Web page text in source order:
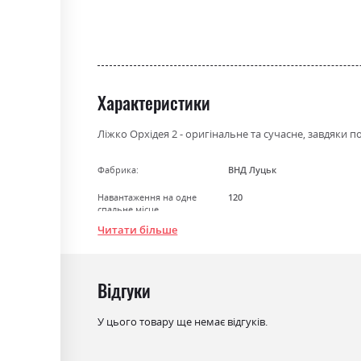
Характеристики
Ліжко Орхідея 2 - оригінальне та сучасне, завдяки
Фабрика: ВНД Луцьк
Навантаження на одне
спальне місце
120
Стиль
Ніша для білизни
Спальне місце 160х200
Читати більше
Відгуки
У цього товару ще немає відгуків.